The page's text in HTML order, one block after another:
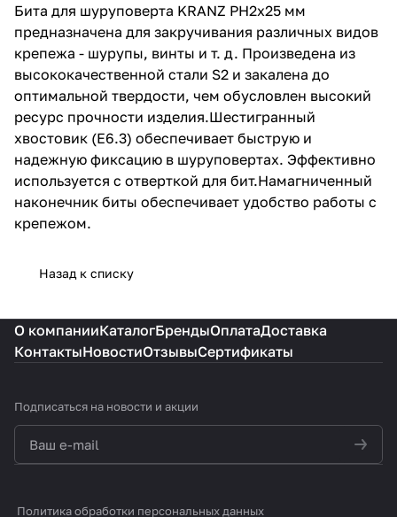
Бита для шуруповерта KRANZ PH2х25 мм
предназначена для закручивания различных видов
крепежа - шурупы, винты и т. д. Произведена из
высококачественной стали S2 и закалена до
оптимальной твердости, чем обусловлен высокий
ресурс прочности изделия.Шестигранный
хвостовик (Е6.3) обеспечивает быструю и
надежную фиксацию в шуруповертах. Эффективно
используется с отверткой для бит.Намагниченный
наконечник биты обеспечивает удобство работы с
крепежом.
Назад к списку
О компанииКаталогБрендыОплатаДоставка
КонтактыНовостиОтзывыСертификаты
Подписаться на новости и акции
Политика обработки персональных данных